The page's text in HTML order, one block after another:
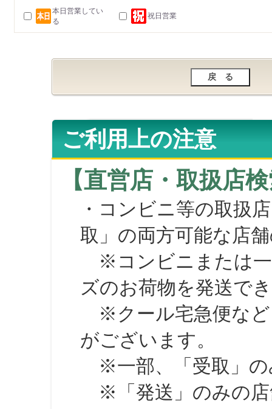
本日営業してい
る
祝日営業
ご利用上の注意
【直営店・取扱店
・コンビニ等の取扱
取」の両方可能な店
※コンビニまたは一
ズのお荷物を発送で
※クール宅急便など
がございます。
※一部、「受取」の
※「発送」のみの店